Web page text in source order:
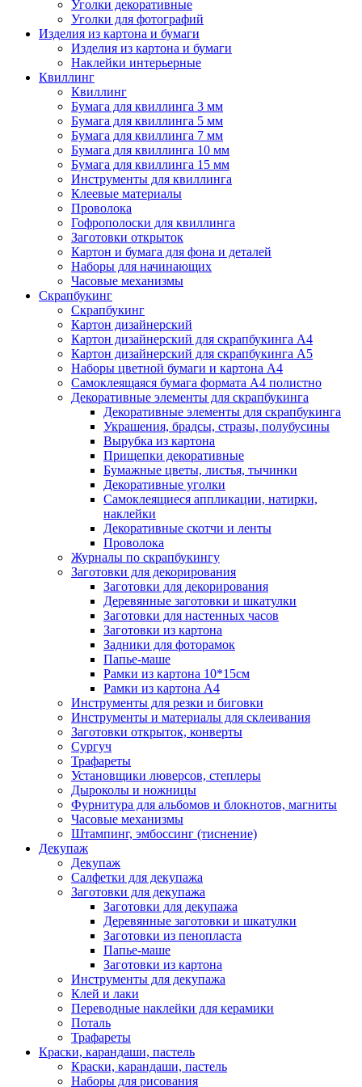
Уголки декоративные
Уголки для фотографий
Изделия из картона и бумаги
Изделия из картона и бумаги
Наклейки интерьерные
Квиллинг
Квиллинг
Бумага для квиллинга 3 мм
Бумага для квиллинга 5 мм
Бумага для квиллинга 7 мм
Бумага для квиллинга 10 мм
Бумага для квиллинга 15 мм
Инструменты для квиллинга
Клеевые материалы
Проволока
Гофрополоски для квиллинга
Заготовки открыток
Картон и бумага для фона и деталей
Наборы для начинающих
Часовые механизмы
Скрапбукинг
Скрапбукинг
Картон дизайнерский
Картон дизайнерский для скрапбукинга А4
Картон дизайнерский для скрапбукинга А5
Наборы цветной бумаги и картона А4
Самоклеящаяся бумага формата А4 полистно
Декоративные элементы для скрапбукинга
Декоративные элементы для скрапбукинга
Украшения, брадсы, стразы, полубусины
Вырубка из картона
Прищепки декоративные
Бумажные цветы, листья, тычинки
Декоративные уголки
Самоклеящиеся аппликации, натирки,
наклейки
Декоративные скотчи и ленты
Проволока
Журналы по скрапбукингу
Заготовки для декорирования
Заготовки для декорирования
Деревянные заготовки и шкатулки
Заготовки для настенных часов
Заготовки из картона
Задники для фоторамок
Папье-маше
Рамки из картона 10*15см
Рамки из картона А4
Инструменты для резки и биговки
Инструменты и материалы для склеивания
Заготовки открыток, конверты
Сургуч
Трафареты
Установщики люверсов, степлеры
Дыроколы и ножницы
Фурнитура для альбомов и блокнотов, магниты
Часовые механизмы
Штампинг, эмбоссинг (тиснение)
Декупаж
Декупаж
Салфетки для декупажа
Заготовки для декупажа
Заготовки для декупажа
Деревянные заготовки и шкатулки
Заготовки из пенопласта
Папье-маше
Заготовки из картона
Инструменты для декупажа
Клей и лаки
Переводные наклейки для керамики
Поталь
Трафареты
Краски, карандаши, пастель
Краски, карандаши, пастель
Наборы для рисования